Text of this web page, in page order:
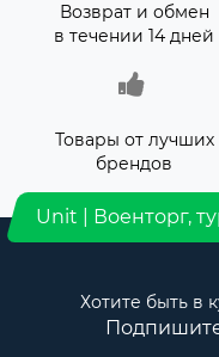
Возврат и обмен
в течении 14 дней
Товары от лучших
брендов
Unit | Военторг,
Хотите быть в